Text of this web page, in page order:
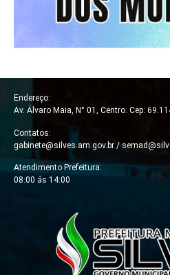
Endereço:
Av. Álvaro Maia, N° 01, Centro. Cep:
Contatos:
gabinete@silves.am.gov.br /
Atendimento Prefeitura:
08:00 ás 14:00